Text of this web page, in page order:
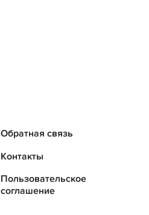
Обратная связь
Контакты
Пользовательское
соглашение